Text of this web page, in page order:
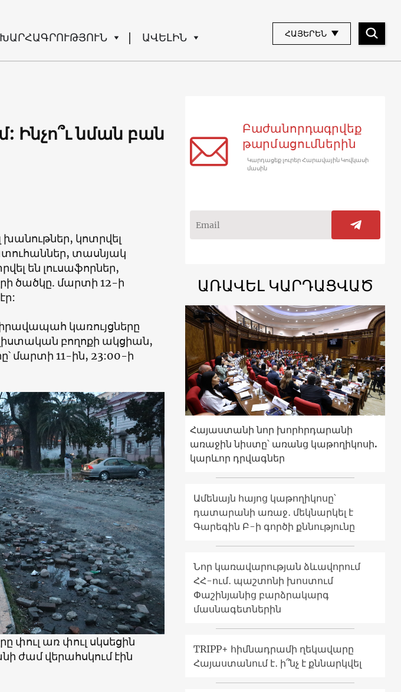
ԱՎԵԼԻՆ ՀԱՅԵՐԵՆ
Ինչո՞ւ նման բան
խանութներ, կոտրվել
տասնյակ
են լուսաֆորներ,
ծածկը. մարտի 12-ի
կառույցները
բողոքի ակցիան,
մարտի 11-ին, 23:00-ի
առ փուլ սկսեցին
ժամ վերահսկում էին
Բաժանորդագրվեք
թարմացումներին
Կարդացեք լուրեր Հարավային Կովկասի
մասին
ԱՌԱՎԵԼ ԿԱՐԴԱՑՎԱԾ
Հայաստանի նոր խորհրդարանի
առաջին նիստը՝ առանց կաթողիկոսի.
կարևոր դրվագներ
Ամենայն հայոց կաթողիկոսը՝
դատարանի առաջ․ մեկնարկել է
Գարեգին Բ-ի գործի քննությունը
Նոր կառավարության ձևավորում
ՀՀ-ում․ պաշտոնի խոստում
Փաշինյանից բարձրակարգ
մասնագետներին
TRIPP+ հիմնադրամի ղեկավարը
Հայաստանում է․ ի՞նչ է քննարկվել